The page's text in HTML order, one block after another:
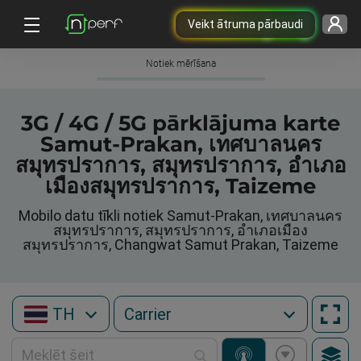
Veikt ātruma pārbaudi
Notiek mērīšana
3G / 4G / 5G pārklājuma karte
Samut-Prakan, เทศบาลนคร
สมุทรปราการ, สมุทรปราการ, อำเภอ
เมืองสมุทรปราการ, Taizeme
Mobilo datu tīkli notiek Samut-Prakan, เทศบาลนคร
สมุทรปราการ, สมุทรปราการ, อำเภอเมือง
สมุทรปราการ, Changwat Samut Prakan, Taizeme
TH